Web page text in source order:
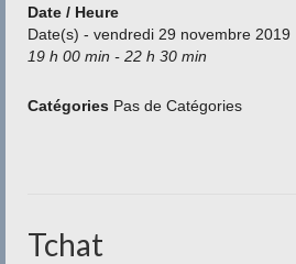
Disciplines
Méditation
Documentation
Date / Heure
Date(s) - vendredi 29 novembre 2019
19 h 00 min - 22 h 30 min
Catégories Pas de Catégories
Tchat